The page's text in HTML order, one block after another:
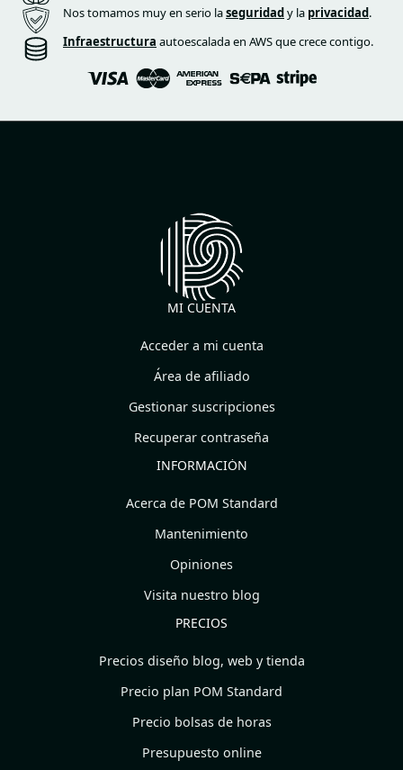
Nos tomamos muy en serio laseguridady la privacidad.
Infraestructura autoescalada en AWS que crece contigo.
MI CUENTA
Acceder a mi cuenta
Área de afiliado
Gestionar suscripciones
Recuperar contraseña
INFORMACIÓN
Acerca de POM Standard
Mantenimiento
Opiniones
Visita nuestro blog
PRECIOS
Precios diseño blog, web y tienda
Precio plan POM Standard
Precio bolsas de horas
Presupuesto online